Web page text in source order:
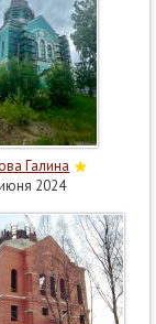
Галина
2024